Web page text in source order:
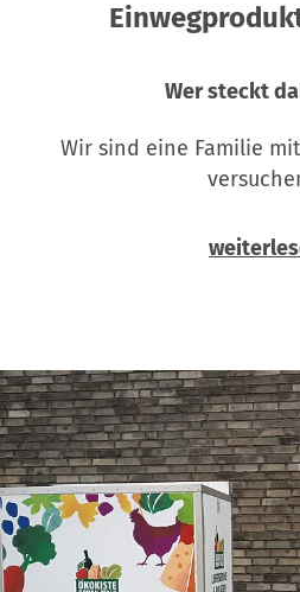
Wer steckt
Wir sind eine Familie